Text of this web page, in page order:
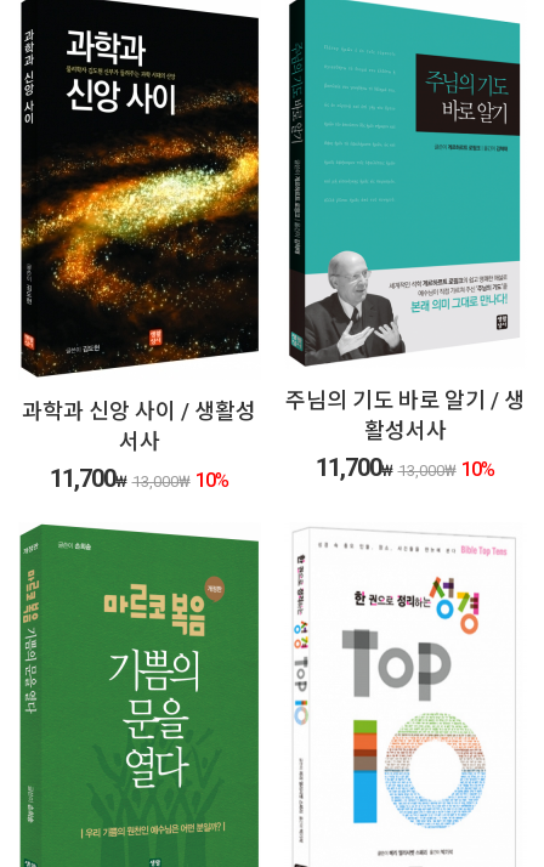
과학과 신앙 사이 / 생활성
서사
11,700₩ 13,000₩ 10%
주님의 기도 바로 알기 / 생
활성서사
11,700₩ 13,000₩ 10%